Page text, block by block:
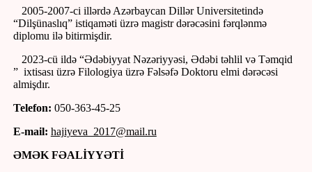
2005-2007-ci illərdə Azərbaycan Dillər Universitetində
“Dilşünaslıq” istiqaməti üzrə magistr dərəcəsini fərqlənmə
diplomu ilə bitirmişdir.
2023-cü ildə “Ədəbiyyat Nəzəriyyəsi, Ədəbi təhlil və Təmqid
” ixtisası üzrə Filologiya üzrə Fəlsəfə Doktoru elmi dərəcəsi
almişdır.
Telefon: 050-363-45-25
E-mail: hajiyeva_2017@mail.ru
ƏMƏK FƏALİYYƏTİ